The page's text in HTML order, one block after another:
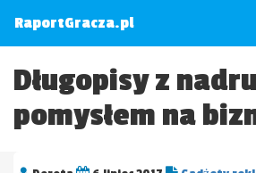
RaportGracza.pl
Długopisy z
pomysłem na